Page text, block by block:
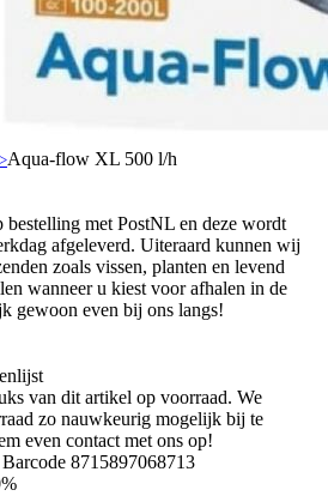
Aqua-flow XL 500 l/h
met PostNL en deze wordt
afgeleverd. Uiteraard kunnen wij
zoals vissen, planten en levend
wanneer u kiest voor afhalen in de
gewoon even bij ons langs!
van dit artikel op voorraad. We
zo nauwkeurig mogelijk bij te
even contact met ons op!
8715897068713